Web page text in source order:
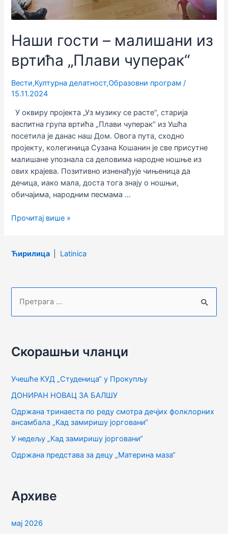
Наши гости – малишани из
вртића „Плави чуперак“
Вести,Културна делатност,Образовни програм /
15.11.2024
У оквиру пројекта „Уз музику се расте“, старија
васпитна група вртића „Плави чуперак“ из Ушћа
посетила је данас наш Дом. Овога пута, сходно
пројекту, колегиница Сузана Кошанин је све присутне
малишане упознала са деловима народне ношње из
ових крајева. Позитивно изненађује чињеница да
дечица, иако мала, доста тога знају о ношњи,
обичајима, народним песмама …
Наши
малишани
„Плави
чуперак“
Прочитај више »
Ћирилица Latinica
р
г
а
з
а
:
Скорашњи чланци
Учешће КУД „Студеница“ у Прокупљу
ДОНИРАН НОВАЦ ЗА БАЛШУ
Одржана тринаеста по реду смотра дечјих фолклорних
ансамбала „Кад замиришу јорговани“
У недељу „Кад замиришу јорговани“
Одржана представа за децу „Материна маза“
Архиве
мај 2026